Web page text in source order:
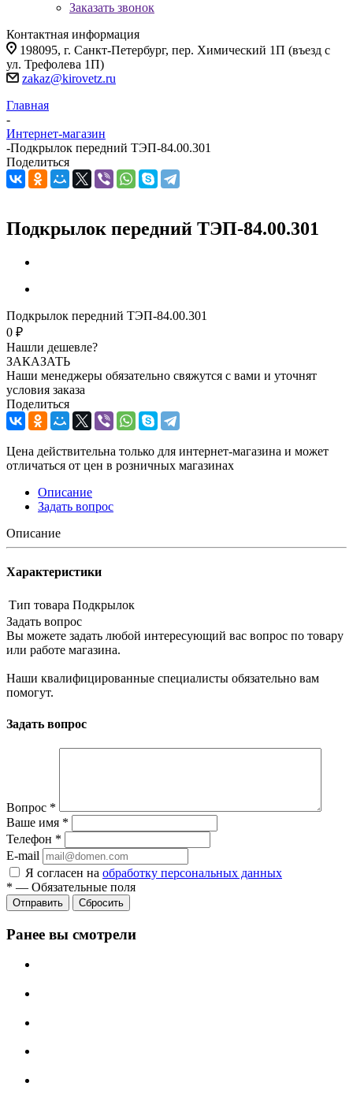
Заказать звонок
Контактная информация
198095, г. Санкт-Петербург, пер. Химический 1П (въезд с
ул. Трефолева 1П)
zakaz@kirovetz.ru
Главная
-
Интернет-магазин
-Подкрылок передний ТЭП-84.00.301
Поделиться
Подкрылок передний ТЭП-84.00.301
Подкрылок передний ТЭП-84.00.301
0 ₽
Нашли дешевле?
ЗАКАЗАТЬ
Наши менеджеры обязательно свяжутся с вами и уточнят
условия заказа
Поделиться
Цена действительна только для интернет-магазина и может
отличаться от цен в розничных магазинах
Описание
Задать вопрос
Описание
Характеристики
Тип товара Подкрылок
Задать вопрос
Вы можете задать любой интересующий вас вопрос по товару
или работе магазина.
Наши квалифицированные специалисты обязательно вам
помогут.
Задать вопрос
Вопрос *
Ваше имя *
Телефон *
E-mail
Я согласен на обработку персональных данных
* — Обязательные поля
Сбросить
Ранее вы смотрели